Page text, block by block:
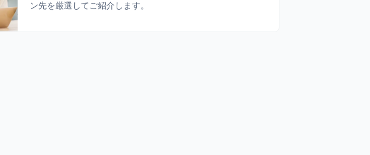
ン先を厳選してご紹介します。